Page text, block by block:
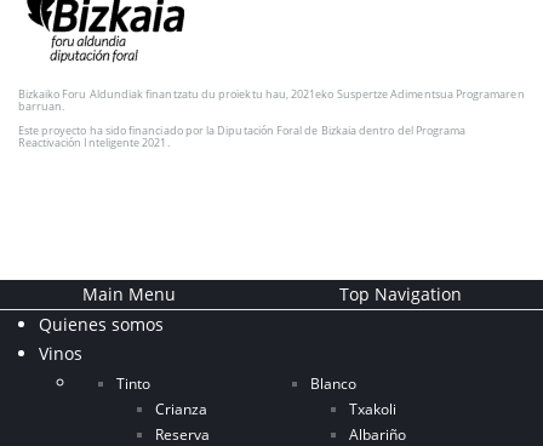
Bizkaiko Foru Aldundiak finantzatu du proiektu hau, 2021eko Suspertze Adimentsua Programaren
barruan.
Este proyecto ha sido financiado por la Diputación Foral de Bizkaia dentro del Programa
Reactivación Inteligente 2021.
Main Menu
Top Navigation
Quienes somos
Vinos
Tinto
Crianza
Reserva
Blanco
Txakoli
Albariño